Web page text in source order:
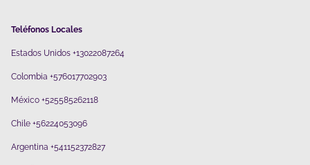
Teléfonos Locales
Estados Unidos +13022087264
Colombia +576017702903
México +525585262118
Chile +56224053096
Argentina +541152372827